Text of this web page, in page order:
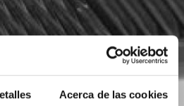
Acerca de las cookies
INFORMACIÓN